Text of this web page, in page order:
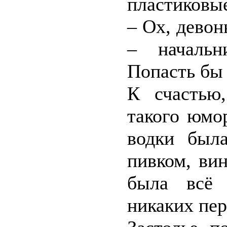
– Ох,
–
Попасть бы
К
такого
водки
пивком,
была всё
никаких